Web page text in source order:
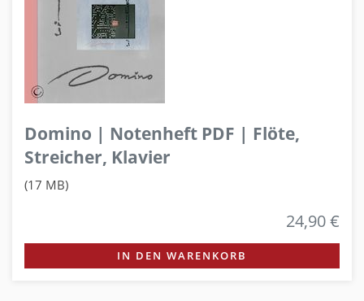
Domino | Notenheft PDF | Flöte,
Streicher, Klavier
(17 MB)
24,90 €
IN DEN WARENKORB